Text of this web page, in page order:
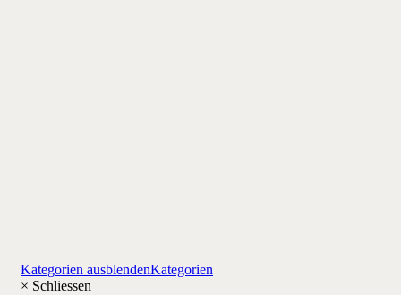
Kategorien ausblendenKategorien
× Schliessen